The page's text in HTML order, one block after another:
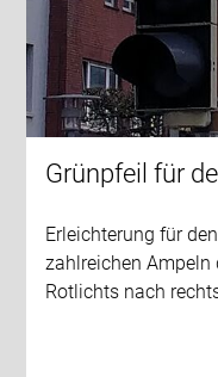
Grünpfeil für
Erleichterung für
zahlreichen Ampeln
Rotlichts nach